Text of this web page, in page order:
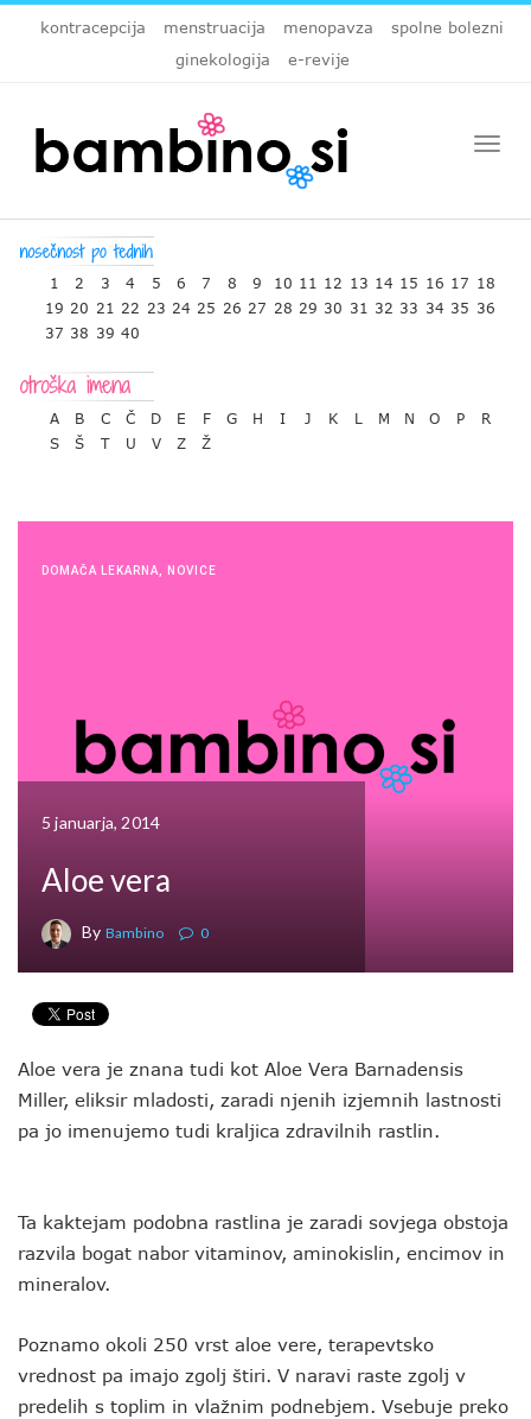
kontracepcija menstruacija menopavza
spolne bolezni
ginekologija
e-revije
1 2 3 4 5 6 7 8 9 10 11 12 13 14 15 16 17 18
19 20 21 22 23 24 25 26 27 28 29 30 31 32 33 34 35 36
37 38 39 40
A B C Č D E F G H I J K L M N O P
R
S
Š T U V Z Ž
DOMAČA LEKARNA NOVICE
5 januarja, 2014
Aloe vera
By Bambino 0
Aloe vera je znana tudi kot Aloe Vera Barnadensis
Miller, eliksir mladosti, zaradi njenih izjemnih lastnosti
pa jo imenujemo tudi kraljica zdravilnih rastlin.
Ta kaktejam podobna rastlina je zaradi sovjega obstoja
razvila bogat nabor vitaminov, aminokislin, encimov in
mineralov.
Poznamo okoli 250 vrst aloe vere, terapevtsko
vrednost pa imajo zgolj štiri. V naravi raste zgolj v
predelih s toplim in vlažnim podnebjem. Vsebuje preko